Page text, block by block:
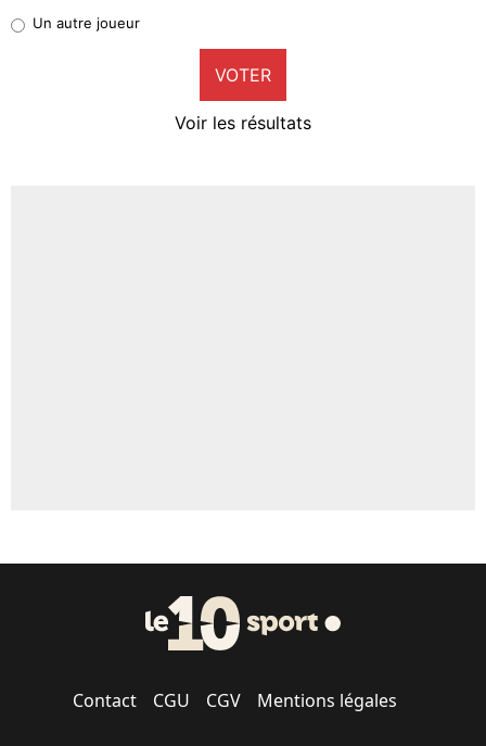
9%
Un autre joueur
VOTER
Voir les résultats
Contact CGU CGV Mentions légales